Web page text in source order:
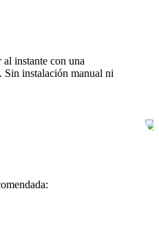
instante con una
Sin instalación manual ni